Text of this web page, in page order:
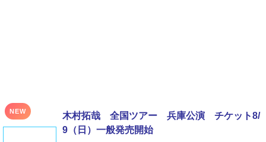
NEW
木村拓哉 全国ツアー 兵庫公演 チケット8/
9（日）一般発売開始